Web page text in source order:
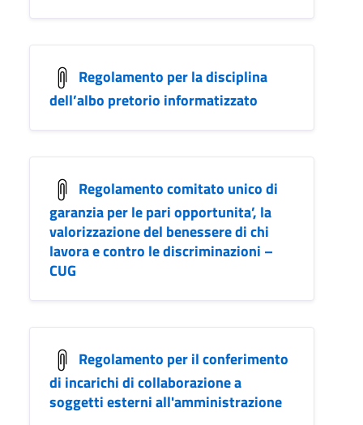
Regolamento per la disciplina
dell’albo pretorio informatizzato
Regolamento comitato unico di
garanzia per le pari opportunita’, la
valorizzazione del benessere di chi
lavora e contro le discriminazioni –
CUG
Regolamento per il conferimento
di incarichi di collaborazione a
soggetti esterni all'amministrazione